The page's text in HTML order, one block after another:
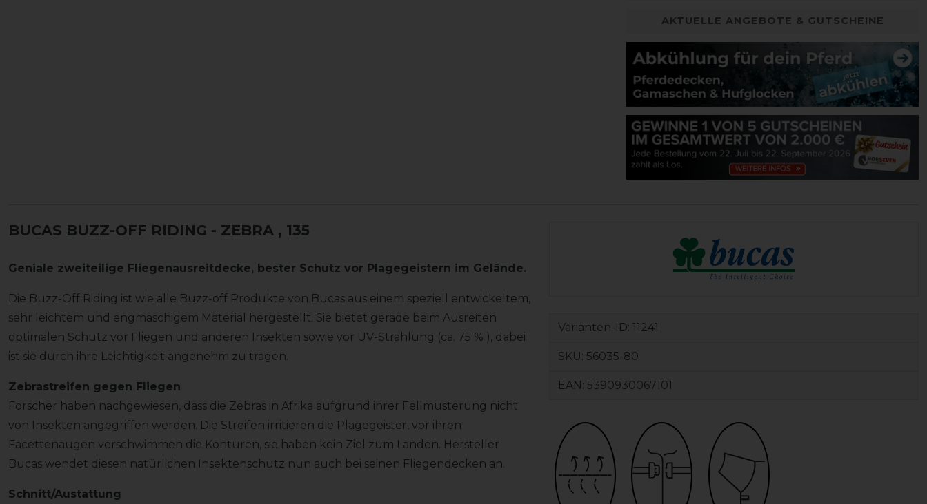
AKTUELLE ANGEBOTE & GUTSCHEINE
BUCAS BUZZ-OFF RIDING - ZEBRA , 135
Geniale zweiteilige Fliegenausreitdecke, bester Schutz vor Plagegeistern im Gelände.
Die Buzz-Off Riding ist wie alle Buzz-off Produkte von Bucas aus einem speziell entwickeltem,
sehr leichtem und engmaschigem Material hergestellt. Sie bietet gerade beim Ausreiten
optimalen Schutz vor Fliegen und anderen Insekten sowie vor UV-Strahlung (ca. 75 % ), dabei
ist sie durch ihre Leichtigkeit angenehm zu tragen.
Zebrastreifen gegen Fliegen
Forscher haben nachgewiesen, dass die Zebras in Afrika aufgrund ihrer Fellmusterung nicht
von Insekten angegriffen werden. Die Streifen irritieren die Plagegeister, vor ihren
Facettenaugen verschwimmen die Konturen, sie haben kein Ziel zum Landen. Hersteller
Bucas wendet diesen natürlichen Insektenschutz nun auch bei seinen Fliegendecken an.
Schnitt/Austattung
Varianten-ID: 11241
SKU: 56035-80
EAN: 5390930067101